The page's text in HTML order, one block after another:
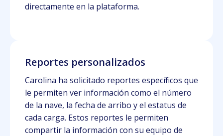
directamente en la plataforma.
Reportes personalizados
Carolina ha solicitado reportes específicos que
le permiten ver información como el número
de la nave, la fecha de arribo y el estatus de
cada carga. Estos reportes le permiten
compartir la información con su equipo de